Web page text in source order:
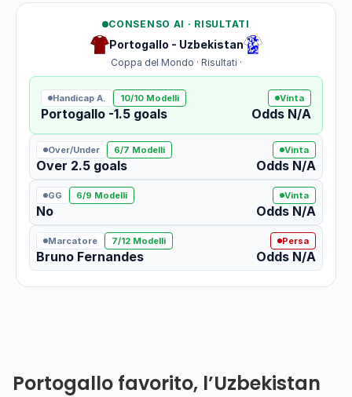
Portogallo favorito, l’Uzbekistan